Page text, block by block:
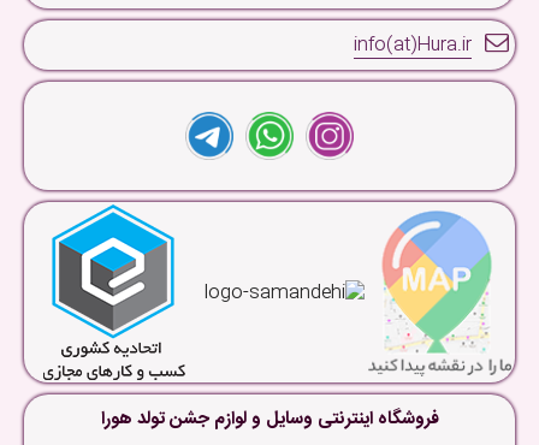
info(at)Hura.ir
فروشگاه اینترنتی وسایل و لوازم جشن تولد هورا